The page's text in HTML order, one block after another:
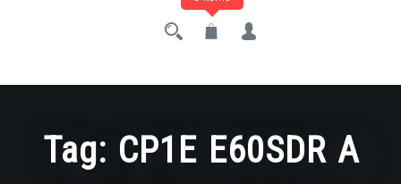
Tag: CP1E E60SDR A